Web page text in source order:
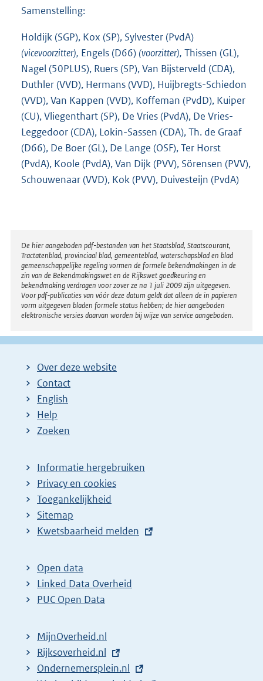
Samenstelling:
Holdijk (SGP), Kox (SP), Sylvester (PvdA)
(vicevoorzitter), Engels (D66) (voorzitter), Thissen (GL),
Nagel (50PLUS), Ruers (SP), Van Bijsterveld (CDA),
Duthler (VVD), Hermans (VVD), Huijbregts-Schiedon
(VVD), Van Kappen (VVD), Koffeman (PvdD), Kuiper
(CU), Vliegenthart (SP), De Vries (PvdA), De Vries-
Leggedoor (CDA), Lokin-Sassen (CDA), Th. de Graaf
(D66), De Boer (GL), De Lange (OSF), Ter Horst
(PvdA), Koole (PvdA), Van Dijk (PVV), Sörensen (PVV),
Schouwenaar (VVD), Kok (PVV), Duivesteijn (PvdA)
Disclaimer
De hier aangeboden pdf-bestanden van het Staatsblad, Staatscourant,
Tractatenblad, provinciaal blad, gemeenteblad, waterschapsblad en blad
gemeenschappelijke regeling vormen de formele bekendmakingen in de
zin van de Bekendmakingswet en de Rijkswet goedkeuring en
bekendmaking verdragen voor zover ze na 1 juli 2009 zijn uitgegeven.
Voor pdf-publicaties van vóór deze datum geldt dat alleen de in papieren
vorm uitgegeven bladen formele status hebben; de hier aangeboden
elektronische versies daarvan worden bij wijze van service aangeboden.
Over deze website
Contact
English
Help
Zoeken
Informatie hergebruiken
Privacy en cookies
Toegankelijkheid
Sitemap
E
t
e
r
l
i
n
Kwetsbaarheid melden
Open data
Linked Data Overheid
PUC Open Data
MijnOverheid.nl
E
x
Rijksoverheid.nl
E
Ondernemersplein.nl